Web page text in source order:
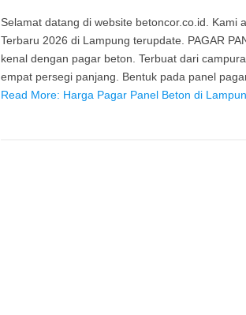
Selamat datang di website betoncor.co.id.
Terbaru 2026 di Lampung terupdate. PAGAR
kenal dengan pagar beton. Terbuat dari
empat persegi panjang. Bentuk pada panel
Read More: Harga Pagar Panel Beton di